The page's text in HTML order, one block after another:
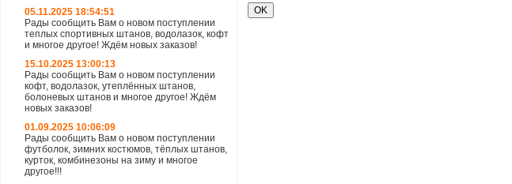
05.11.2025 18:54:51
Рады сообщить Вам о новом поступлении
теплых спортивных штанов, водолазок, кофт
и многое другое! Ждём новых заказов!
15.10.2025 13:00:13
Рады сообщить Вам о новом поступлении
кофт, водолазок, утеплённых штанов,
болоневых штанов и многое другое! Ждём
новых заказов!
01.09.2025 10:06:09
Рады сообщить Вам о новом поступлении
футболок, зимних костюмов, тёплых штанов,
курток, комбинезоны на зиму и многое
другое!!!